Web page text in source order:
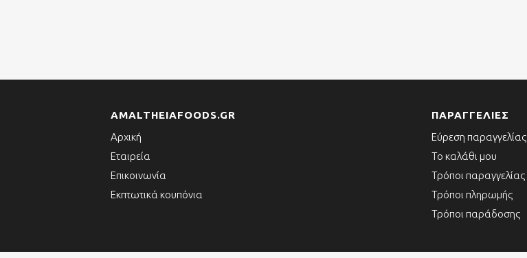
AMALTHEIAFOODS.GR
Αρχική
Εταιρεία
Επικοινωνία
Εκπτωτικά κουπόνια
ΠΑΡΑΓΓΕΛΊΕΣ
Εύρεση παραγγελίας
Το καλάθι μου
Τρόποι παραγγελίας
Τρόποι πληρωμής
Τρόποι παράδοσης